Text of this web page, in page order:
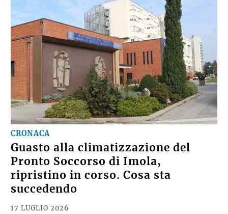
CRONACA
Guasto alla climatizzazione del
Pronto Soccorso di Imola,
ripristino in corso. Cosa sta
succedendo
17 LUGLIO 2026